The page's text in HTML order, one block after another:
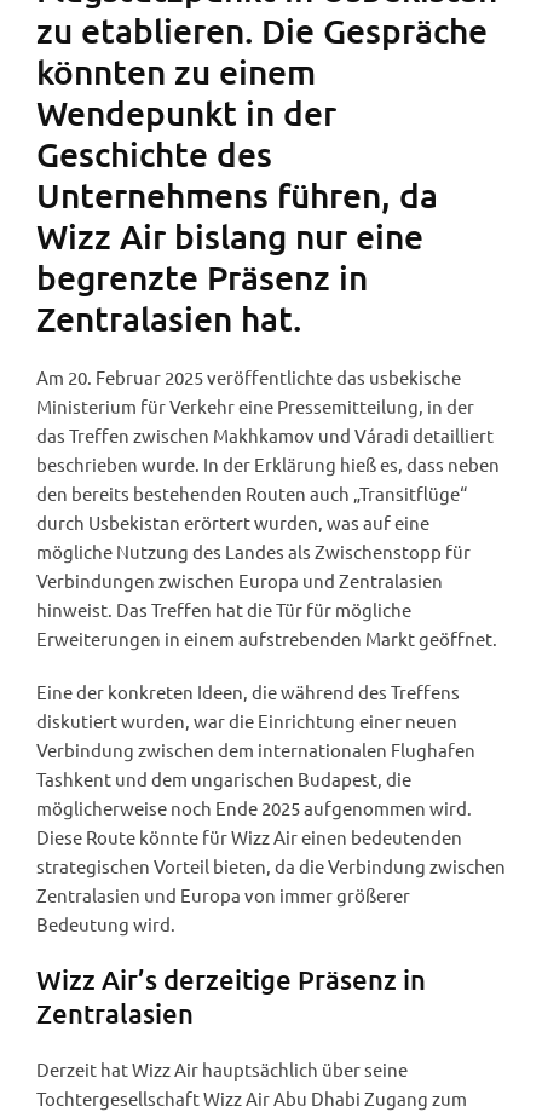
zu etablieren. Die Gespräche
könnten zu einem
Wendepunkt in der
Geschichte des
Unternehmens führen, da
Wizz Air bislang nur eine
begrenzte Präsenz in
Zentralasien hat.
Am 20. Februar 2025 veröffentlichte das usbekische
Ministerium für Verkehr eine Pressemitteilung, in der
das Treffen zwischen Makhkamov und Váradi detailliert
beschrieben wurde. In der Erklärung hieß es, dass neben
den bereits bestehenden Routen auch „Transitflüge“
durch Usbekistan erörtert wurden, was auf eine
mögliche Nutzung des Landes als Zwischenstopp für
Verbindungen zwischen Europa und Zentralasien
hinweist. Das Treffen hat die Tür für mögliche
Erweiterungen in einem aufstrebenden Markt geöffnet.
Eine der konkreten Ideen, die während des Treffens
diskutiert wurden, war die Einrichtung einer neuen
Verbindung zwischen dem internationalen Flughafen
Tashkent und dem ungarischen Budapest, die
möglicherweise noch Ende 2025 aufgenommen wird.
Diese Route könnte für Wizz Air einen bedeutenden
strategischen Vorteil bieten, da die Verbindung zwischen
Zentralasien und Europa von immer größerer
Bedeutung wird.
Wizz Air’s derzeitige Präsenz in
Zentralasien
Derzeit hat Wizz Air hauptsächlich über seine
Tochtergesellschaft Wizz Air Abu Dhabi Zugang zum